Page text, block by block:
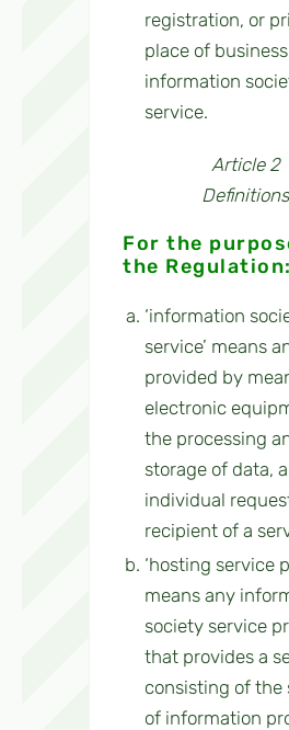
registration, or
place of
information
service.
Article 2
Definitions
For the
the Regulation:
‘information
service’ means
provided by
electronic
the processing
storage of data,
individual
recipient of a
‘hosting service
means any
society service
that provides a
consisting of the
of information